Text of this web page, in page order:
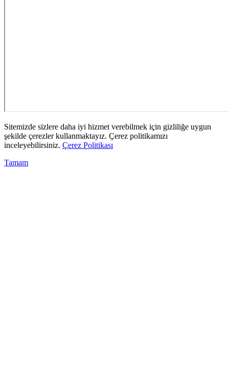
Sitemizde sizlere daha iyi hizmet verebilmek için gizliliğe uygun
şekilde çerezler kullanmaktayız. Çerez politikamızı
inceleyebilirsiniz. Çerez Politikası
Tamam